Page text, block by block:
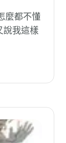
麼都不懂
說我這樣